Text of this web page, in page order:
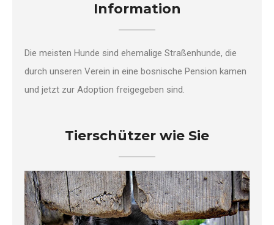
Information
Die meisten Hunde sind ehemalige Straßenhunde, die
durch unseren Verein in eine bosnische Pension kamen
und jetzt zur Adoption freigegeben sind.
Tierschützer wie Sie